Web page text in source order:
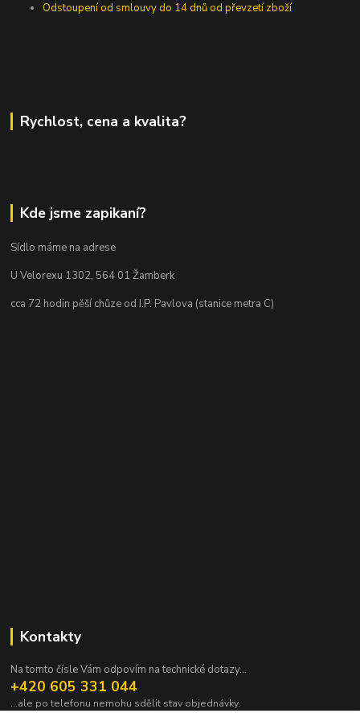
Odstoupení od smlouvy do 14 dnů od převzetí zboží
Rychlost, cena a kvalita?
Kde jsme zapikaní?
Sídlo máme na adrese
U Velorexu 1302, 564 01 Žamberk
cca 72 hodin pěší chůze od I.P. Pavlova (stanice metra C)
Kontakty
Na tomto čísle Vám odpovím na technické dotazy...
+420 605 331 044
...ale po telefonu nemohu sdělit stav objednávky.